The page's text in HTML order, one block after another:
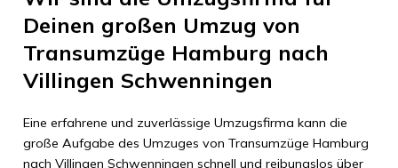
Deinen großen Umzug von
Transumzüge Hamburg nach
Villingen Schwenningen
Eine erfahrene und zuverlässige Umzugsfirma kann die
große Aufgabe des Umzuges von Transumzüge Hamburg
nach Villingen Schwenningen schnell und reibungslos über